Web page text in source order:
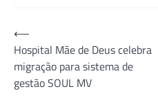
Navegação
de
Post
⟵
Hospital Mãe de Deus celebra
migração para sistema de
gestão SOUL MV